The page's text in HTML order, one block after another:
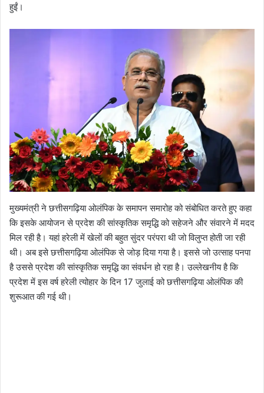
हुईं।
मुख्यमंत्री ने छत्तीसगढ़िया ओलंपिक के समापन समारोह को संबोधित करते हुए कहा
कि इसके आयोजन से प्रदेश की सांस्कृतिक समृद्धि को सहेजने और संवारने में मदद
मिल रही है। यहां हरेली में खेलों की बहुत सुंदर परंपरा थी जो विलुप्त होती जा रही
थी। अब इसे छत्तीसगढ़िया ओलंपिक से जोड़ दिया गया है। इससे जो उत्साह पनपा
है उससे प्रदेश की सांस्कृतिक समृद्धि का संवर्धन हो रहा है। उल्लेखनीय है कि
प्रदेश में इस वर्ष हरेली त्योहार के दिन 17 जुलाई को छत्तीसगढ़िया ओलंपिक की
शुरूआत की गई थी।